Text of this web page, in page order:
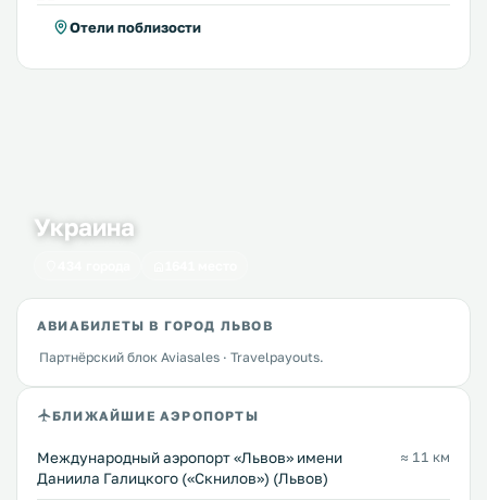
Отели поблизости
Украина
АВИАБИЛЕТЫ В ГОРОД ЛЬВОВ
Партнёрский блок Aviasales · Travelpayouts.
БЛИЖАЙШИЕ АЭРОПОРТЫ
Междунарoдный аэропорт «Львов» имени
Даниила Галицкого («Скнилов») (Львов)
≈ 11 км